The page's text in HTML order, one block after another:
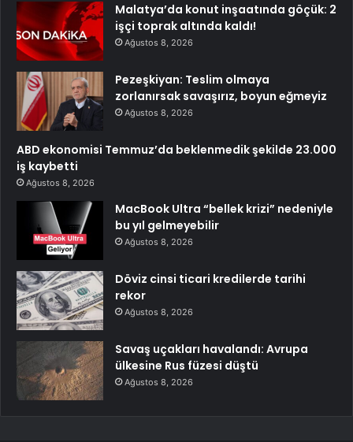
Malatya’da konut inşaatında göçük: 2
işçi toprak altında kaldı!
Ağustos 8, 2026
Pezeşkiyan: Teslim olmaya
zorlanırsak savaşırız, boyun eğmeyiz
Ağustos 8, 2026
ABD ekonomisi Temmuz’da beklenmedik şekilde 23.000
iş kaybetti
Ağustos 8, 2026
MacBook Ultra “bellek krizi” nedeniyle
bu yıl gelmeyebilir
Ağustos 8, 2026
Döviz cinsi ticari kredilerde tarihi
rekor
Ağustos 8, 2026
Savaş uçakları havalandı: Avrupa
ülkesine Rus füzesi düştü
Ağustos 8, 2026